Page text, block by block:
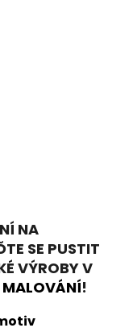
NA
SE PUSTIT
VÝROBY V
!